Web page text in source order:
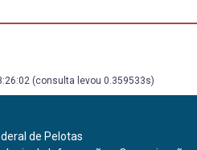
(consulta levou 0.359533s)
de Pelotas